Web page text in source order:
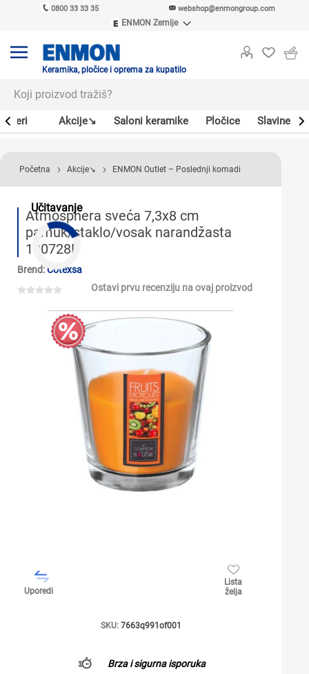
0800 33 33 35 webshop@enmongroup.com
ENMON Zemlje
ENMON MKD
Keramika, pločice i oprema za kupatilo
Akcije↘ Saloni keramike Pločice Slavine
Učitavanje
Početna Akcije↘ ENMON Outlet – Poslednji komadi
Atmosphera sveća 7,3x8 cm
pamuk/staklo/vosak narandžasta
130728F
Brend:Cotexsa
Ostavi prvu recenziju na ovaj proizvod
Uporedi
Lista
želja
SKU: 7663q991of001
Brza i sigurna isporuka